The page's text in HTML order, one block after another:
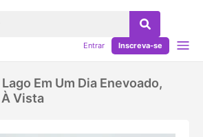
Entrar Inscreva-se
Em Um Dia Enevoado,
À Vista